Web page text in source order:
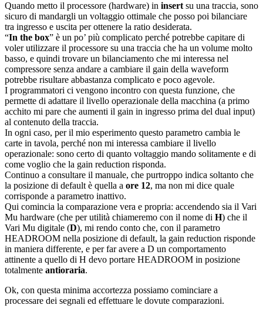
Quando metto il processore (hardware) in insert su una traccia, sono
sicuro di mandargli un voltaggio ottimale che posso poi bilanciare
tra ingresso e uscita per ottenere la ratio desiderata.
“In the box” è un po’ più complicato perché potrebbe capitare di
voler utilizzare il processore su una traccia che ha un volume molto
basso, e quindi trovare un bilanciamento che mi interessa nel
compressore senza andare a cambiare il gain della waveform
potrebbe risultare abbastanza complicato e poco agevole.
I programmatori ci vengono incontro con questa funzione, che
permette di adattare il livello operazionale della macchina (a primo
acchito mi pare che aumenti il gain in ingresso prima del dual input)
al contenuto della traccia.
In ogni caso, per il mio esperimento questo parametro cambia le
carte in tavola, perché non mi interessa cambiare il livello
operazionale: sono certo di quanto voltaggio mando solitamente e di
come voglio che la gain reduction risponda.
Continuo a consultare il manuale, che purtroppo indica soltanto che
la posizione di default è quella a ore 12, ma non mi dice quale
corrisponde a parametro inattivo.
Qui comincia la comparazione vera e propria: accendendo sia il Vari
Mu hardware (che per utilità chiameremo con il nome di H) che il
Vari Mu digitale (D), mi rendo conto che, con il parametro
HEADROOM nella posizione di default, la gain reduction risponde
in maniera differente, e per far avere a D un comportamento
attinente a quello di H devo portare HEADROOM in posizione
totalmente antioraria.
Ok, con questa minima accortezza possiamo cominciare a
processare dei segnali ed effettuare le dovute comparazioni.